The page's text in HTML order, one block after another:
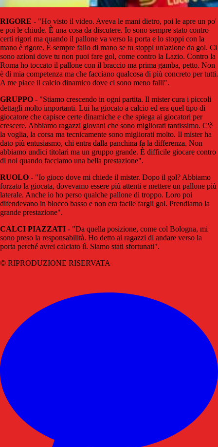
RIGORE - "Ho visto il video. Aveva le mani dietro, poi le apre un po'
e poi le chiude. È una cosa da discutere. Io sono sempre stato contro
certi rigori ma quando il pallone va verso la porta e lo stoppi con la
mano è rigore. È sempre fallo di mano se tu stoppi un'azione da gol. Ci
sono azioni dove tu non puoi fare gol, come contro la Lazio. Contro la
Roma ho toccato il pallone con il braccio ma prima gamba, petto. Non
è di mia competenza ma che facciano qualcosa di più concreto per tutti.
A me piace il calcio dinamico dove ci sono meno falli".
GRUPPO - "Stiamo crescendo in ogni partita. Il mister cura i piccoli
dettagli molto importanti. Lui ha giocato a calcio ed era quel tipo di
giocatore che capisce certe dinamiche e che spiega ai giocatori per
crescere. Abbiamo ragazzi giovani che sono migliorati tantissimo. C'è
la voglia, la corsa ma tecnicamente sono migliorati molto. Il mister ha
dato più entusiasmo, chi entra dalla panchina fa la differenza. Non
abbiamo undici titolari ma un gruppo grande. È difficile giocare contro
di noi quando facciamo una bella prestazione".
RUOLO - "Io gioco dove mi chiede il mister. Dopo il gol? Abbiamo
forzato la giocata, dovevamo essere più attenti e mettere un pallone più
laterale. Anche io ho perso qualche pallone di troppo. Loro poi
difendevano in blocco basso e non era facile fargli gol. Prendiamo la
grande prestazione".
CALCI PIAZZATI - "Da quella posizione, come col Bologna, mi
sono preso la responsabilità. Ho detto ai ragazzi di andare verso la
porta perché avrei calciato lì. Siamo stati sfortunati".
© RIPRODUZIONE RISERVATA